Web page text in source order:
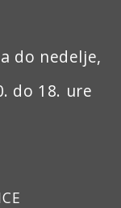
do nedelje,
do 18. ure